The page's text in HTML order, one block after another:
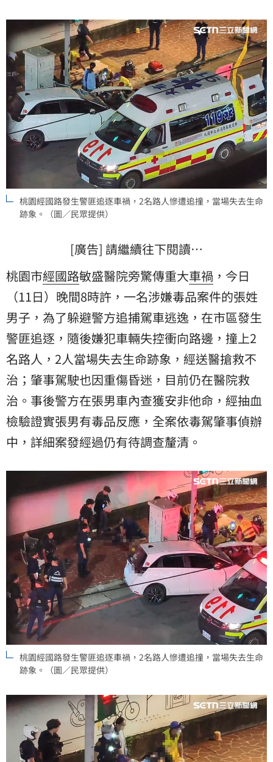
桃園經國路發生警匪追逐車禍，2名路人慘遭追撞，當場失去生命
跡象。（圖／民眾提供）
[廣告] 請繼續往下閱讀…
桃園市經國路敏盛醫院旁驚傳重大車禍 ，今日
（11日）晚間8時許，一名涉嫌毒品案件的張姓
男子，為了躲避警方追捕駕車逃逸，在市區發生
警匪追逐 ，隨後嫌犯車輛失控衝向路邊，撞上2
名路人，2人當場失去生命跡象，經送醫搶救不
治；肇事駕駛也因重傷昏迷，目前仍在醫院救
治。事後警方在張男車內查獲安非他命，經抽血
檢驗證實張男有毒品反應，全案依毒駕肇事偵辦
中，詳細案發經過仍有待調查釐清。
桃園經國路發生警匪追逐車禍，2名路人慘遭追撞，當場失去生命
跡象。（圖／民眾提供）